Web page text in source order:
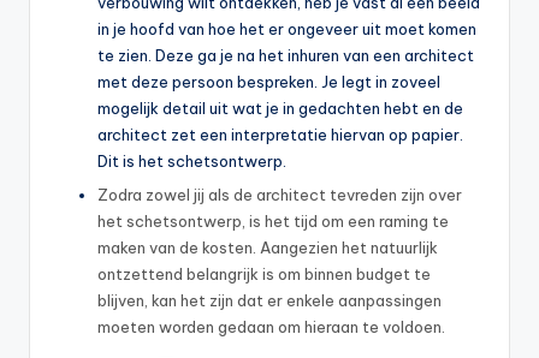
in je hoofd van hoe het er ongeveer uit moet komen
te zien. Deze ga je na het inhuren van een architect
met deze persoon bespreken. Je legt in zoveel
mogelijk detail uit wat je in gedachten hebt en de
architect zet een interpretatie hiervan op papier.
Dit is het schetsontwerp.
Zodra zowel jij als de architect tevreden zijn over
het schetsontwerp, is het tijd om een raming te
maken van de kosten. Aangezien het natuurlijk
ontzettend belangrijk is om binnen budget te
blijven, kan het zijn dat er enkele aanpassingen
moeten worden gedaan om hieraan te voldoen.